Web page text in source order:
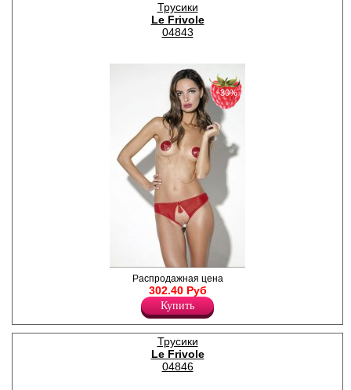
Трусики
Le Frivole
04843
Трусики с доступом из
тонкой эластичной сетки
облегают бедра. Овальный
вырез передней части
декорирован кокетливой
черной кисточкой. «Спинку»
украшает изящный
фигурный пояс.
−30%
Распродажная цена
302.40 Руб
Купить
Трусики
Le Frivole
04846